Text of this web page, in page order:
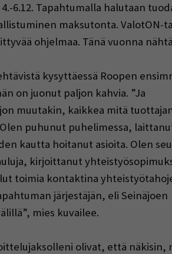
6.12. Tapahtumalla halutaan
maksutonta. ValotON-
ohjelmaa. Tänä vuonna
kysyttäessä Roopen
on juonut paljon kahvia. ”Ja
muutakin, kaikkea mitä
puhunut puhelimessa,
kautta hoitanut asioita. Olen
kirjoittanut
toimia kontaktina
järjestäjän, eli Seinäjoen
mies kuvailee.
olivat, että näkisin,